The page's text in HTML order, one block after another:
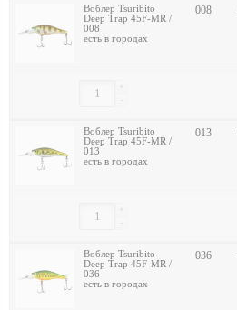
Воблер Tsuribito
Deep Trap 45F-MR /
008
есть в городах
008
-
+
Воблер Tsuribito
Deep Trap 45F-MR /
013
есть в городах
013
-
+
Воблер Tsuribito
Deep Trap 45F-MR /
036
есть в городах
036